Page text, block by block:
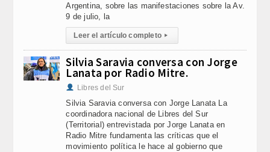
Argentina, sobre las manifestaciones sobre la Av.
9 de julio, la
Leer el artículo completo ▸
Silvia Saravia conversa con Jorge
Lanata por Radio Mitre.
Libres del Sur
Silvia Saravia conversa con Jorge Lanata La
coordinadora nacional de Libres del Sur
(Territorial) entrevistada por Jorge Lanata en
Radio Mitre fundamenta las críticas que el
movimiento política le hace al gobierno que